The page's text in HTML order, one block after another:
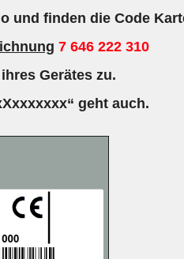
und finden die Code
7 646 222 310
Gerätes zu.
geht auch.